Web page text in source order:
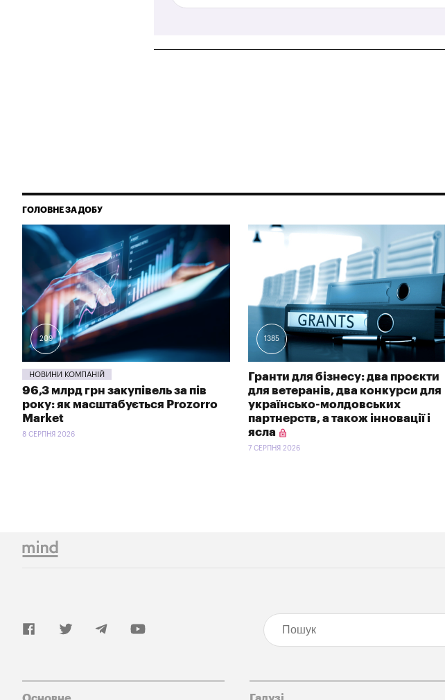
ГОЛОВНЕ ЗА ДОБУ
209
НОВИНИ КОМПАНІЙ
96,3 млрд грн закупівель за пів
року: як масштабується Prozorro
Market
8 СЕРПНЯ 2026
1385
Гранти для бізнесу: два проєкти
для ветеранів, два конкурси для
українсько-молдовських
партнерств, а також інновації і
ясла
7 СЕРПНЯ 2026